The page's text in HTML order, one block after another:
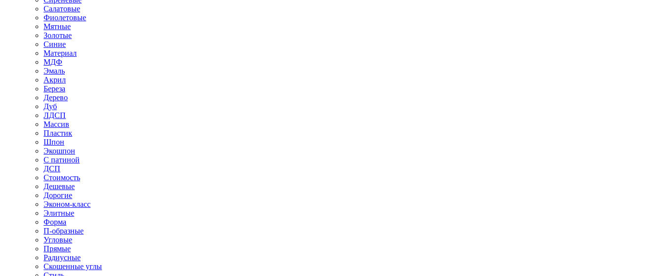
Салатовые
Фиолетовые
Мятные
Золотые
Синие
Материал
МДФ
Эмаль
Акрил
Береза
Дерево
Дуб
ЛДСП
Массив
Пластик
Шпон
Экошпон
С патиной
ДСП
Стоимость
Дешевые
Дорогие
Эконом-класс
Элитные
Форма
П-образные
Угловые
Прямые
Радиусные
Скошенные углы